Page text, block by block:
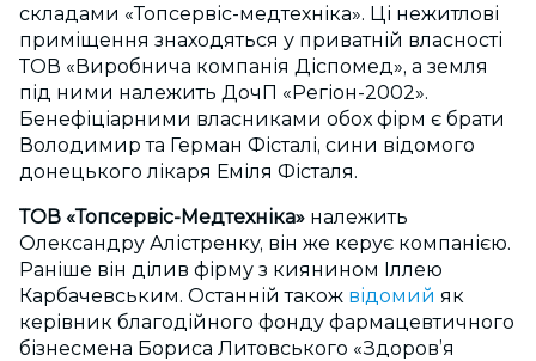
складами «Топсервіс-медтехніка». Ці нежитлові
приміщення знаходяться у приватній власності
ТОВ «Виробнича компанія Діспомед», а земля
під ними належить ДочП «Регіон-2002».
Бенефіціарними власниками обох фірм є брати
Володимир та Герман Фісталі, сини відомого
донецького лікаря Еміля Фісталя.
ТОВ «Топсервіс-Медтехніка» належить
Олександру Алістренку, він же керує компанією.
Раніше він ділив фірму з киянином Іллею
Карбачевським. Останній також відомий як
керівник благодійного фонду фармацевтичного
бізнесмена Бориса Литовського «Здоров’я